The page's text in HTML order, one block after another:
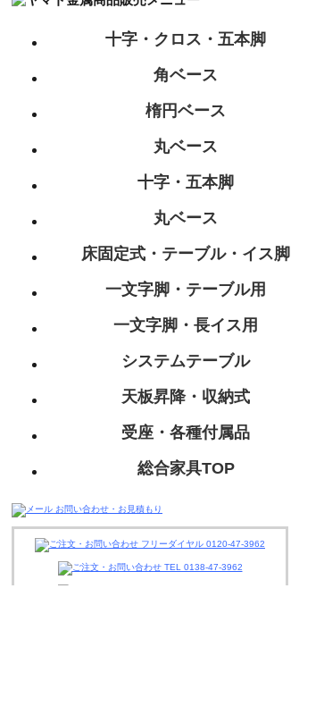
十字・クロス・五本脚
角ベース
楕円ベース
丸ベース
十字・五本脚
丸ベース
床固定式・テーブル・イス脚
一文字脚・テーブル用
一文字脚・長イス用
システムテーブル
天板昇降・収納式
受座・各種付属品
総合家具TOP